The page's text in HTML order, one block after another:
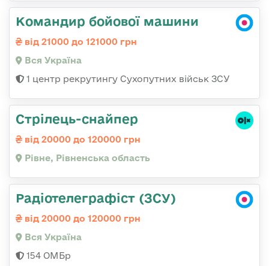
Командир бойової машини
від 21000 до 121000 грн
Вся Україна
1 центр рекрутингу Сухопутних військ ЗСУ
Стрілець-снайпер
від 20000 до 120000 грн
Рівне, Рівненська область
Радіотелеграфіст (ЗСУ)
від 20000 до 120000 грн
Вся Україна
154 ОМБр